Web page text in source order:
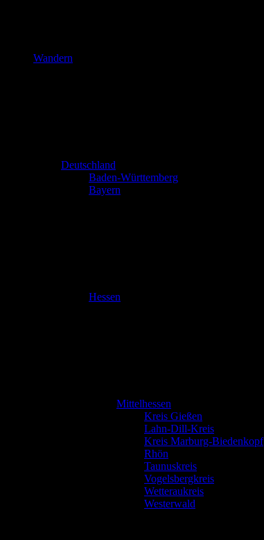
Wandern
Deutschland
Baden-Württemberg
Bayern
Hessen
Mittelhessen
Kreis Gießen
Lahn-Dill-Kreis
Kreis Marburg-Biedenkopf
Rhön
Taunuskreis
Vogelsbergkreis
Wetteraukreis
Westerwald